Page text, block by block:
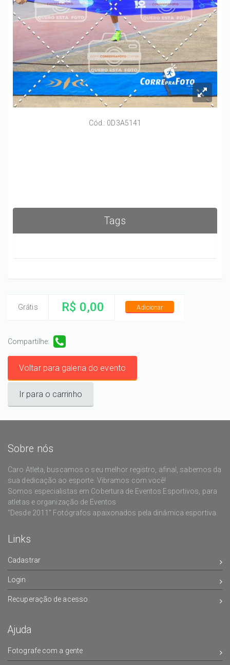
Cód.: 0D3A5141
Tags
Grátis R$ 0,00 Adicionar
Compartilhe:
Voltar para galeria do evento
Ir para o carrinho
Sobre nós
Caro Atleta, buscamos o seu melhor registro, afinal, sabemos da
sua dedicação ao esporte. Vibramos com você!
Somos especialistas em Cobertura de Eventos Esportivos, para
atletas e organização de Eventos
"Desde 2011" Fotógrafos apaixonados pela dinâmica esportiva.
Links
Cadastrar
Login
Recuperação de acesso
Ajuda
Fotografe com a gente